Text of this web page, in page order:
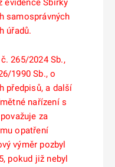
evidence Sbírky
samosprávných
úřadů.
265/2024 Sb.,
1990 Sb., o
předpisů, a další
nařízení s
za
opatření
výměr pozbyl
pokud již nebyl